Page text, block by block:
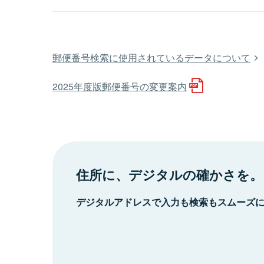
郵便番号検索に使用されているデータについて
2025年度版郵便番号の変更案内
住所に、デジタルの確かさを。
デジタルアドレスで入力も検索もスムーズ